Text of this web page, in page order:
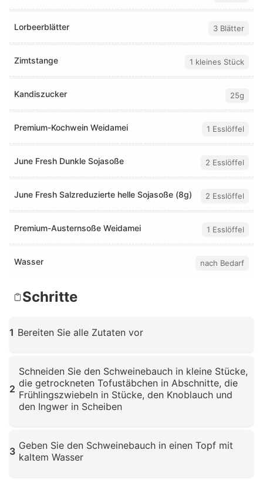
Lorbeerblätter 3 Blätter
Zimtstange 1 kleines Stück
Kandiszucker 25g
Premium-Kochwein Weidamei 1 Esslöffel
June Fresh Dunkle Sojasoße 2 Esslöffel
June Fresh Salzreduzierte helle Sojasoße (8g) 2 Esslöffel
Premium-Austernsoße Weidamei 1 Esslöffel
Wasser nach Bedarf
Schritte
1 Bereiten Sie alle Zutaten vor
2
Schneiden Sie den Schweinebauch in kleine Stücke,
die getrockneten Tofustäbchen in Abschnitte, die
Frühlingszwiebeln in Stücke, den Knoblauch und
den Ingwer in Scheiben
3 Geben Sie den Schweinebauch in einen Topf mit
kaltem Wasser